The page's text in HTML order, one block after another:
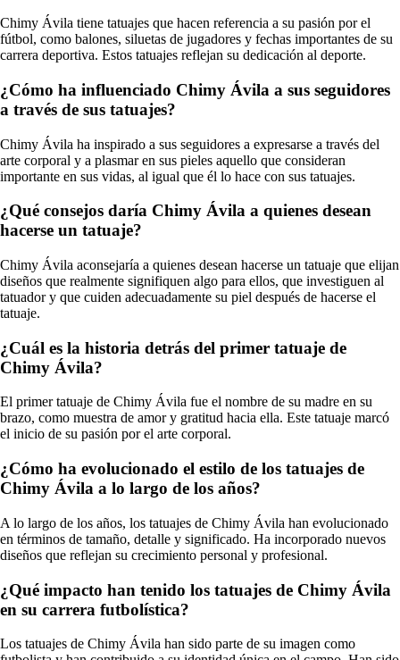
Chimy Ávila tiene tatuajes que hacen referencia a su pasión por el
fútbol, como balones, siluetas de jugadores y fechas importantes de su
carrera deportiva. Estos tatuajes reflejan su dedicación al deporte.
¿Cómo ha influenciado Chimy Ávila a sus seguidores
a través de sus tatuajes?
Chimy Ávila ha inspirado a sus seguidores a expresarse a través del
arte corporal y a plasmar en sus pieles aquello que consideran
importante en sus vidas, al igual que él lo hace con sus tatuajes.
¿Qué consejos daría Chimy Ávila a quienes desean
hacerse un tatuaje?
Chimy Ávila aconsejaría a quienes desean hacerse un tatuaje que elijan
diseños que realmente signifiquen algo para ellos, que investiguen al
tatuador y que cuiden adecuadamente su piel después de hacerse el
tatuaje.
¿Cuál es la historia detrás del primer tatuaje de
Chimy Ávila?
El primer tatuaje de Chimy Ávila fue el nombre de su madre en su
brazo, como muestra de amor y gratitud hacia ella. Este tatuaje marcó
el inicio de su pasión por el arte corporal.
¿Cómo ha evolucionado el estilo de los tatuajes de
Chimy Ávila a lo largo de los años?
A lo largo de los años, los tatuajes de Chimy Ávila han evolucionado
en términos de tamaño, detalle y significado. Ha incorporado nuevos
diseños que reflejan su crecimiento personal y profesional.
¿Qué impacto han tenido los tatuajes de Chimy Ávila
en su carrera futbolística?
Los tatuajes de Chimy Ávila han sido parte de su imagen como